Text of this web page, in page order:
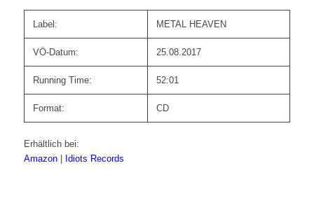
Label: METAL HEAVEN
VÖ-Datum: 25.08.2017
Running Time: 52:01
Format: CD
Erhältlich bei:
Amazon
Idiots Records